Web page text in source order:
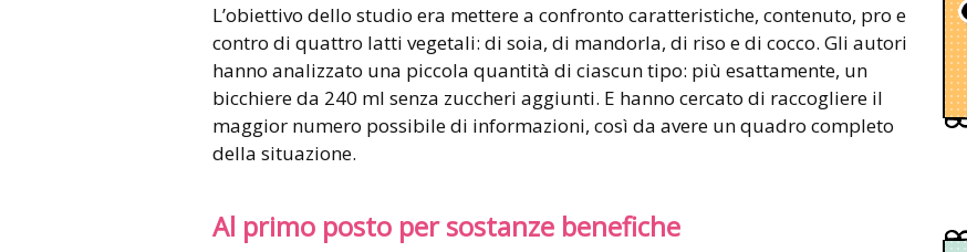
L’obiettivo dello studio era mettere a confronto caratteristiche, contenuto, pro e
contro di quattro latti vegetali: di soia, di mandorla, di riso e di cocco. Gli autori
hanno analizzato una piccola quantità di ciascun tipo: più esattamente, un
bicchiere da 240 ml senza zuccheri aggiunti. E hanno cercato di raccogliere il
maggior numero possibile di informazioni, così da avere un quadro completo
della situazione.
Al primo posto per sostanze benefiche